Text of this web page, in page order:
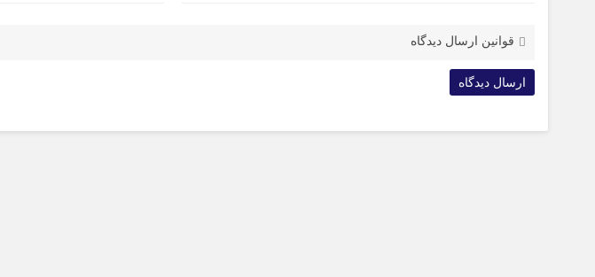
قوانین ارسال دیدگاه